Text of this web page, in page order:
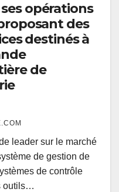
opérations
des
destinés à
de
leader sur le marché
de gestion de
de contrôle
outils…